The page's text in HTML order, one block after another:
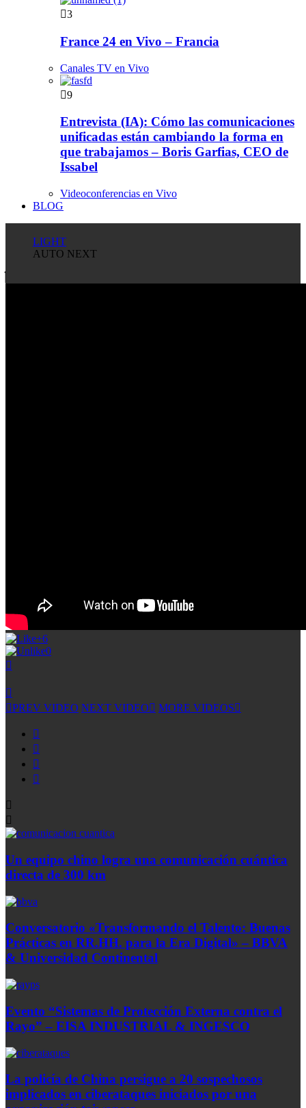
3
France 24 en Vivo – Francia
Canales TV en Vivo
9
Entrevista (IA): Cómo las comunicaciones
unificadas están cambiando la forma en
que trabajamos – Boris Garfias, CEO de
Issabel
Videoconferencias en Vivo
BLOG
LIGHT
AUTO NEXT
+6
0
PREV VIDEO NEXT VIDEO MORE VIDEOS
Un equipo chino logra una comunicación cuántica
directa de 300 km
Conversatorio «Transformando el Talento: Buenas
Prácticas en RR.HH. para la Era Digital» – BBVA
& Universidad Continental
Evento “Sistemas de Protección Externa contra el
Rayo” – EISA INDUSTRIAL & INGESCO
La policía de China persigue a 20 sospechosos
implicados en ciberataques iniciados por una